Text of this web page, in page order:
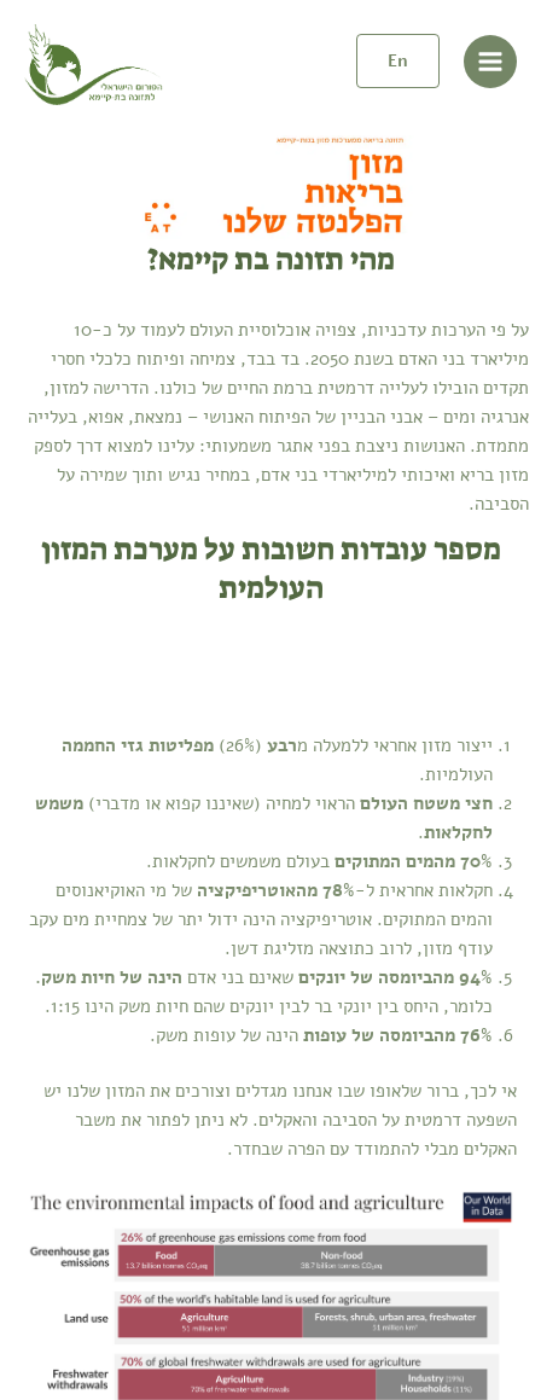
לתוכן
Menu
En
מהי תזונה בת קיימא?
על פי הערכות עדכניות, צפויה אוכלוסיית העולם לעמוד על כ-10
מיליארד בני האדם בשנת 2050. בד בבד, צמיחה ופיתוח כלכלי חסרי
תקדים הובילו לעלייה דרמטית ברמת החיים של כולנו. הדרישה למזון,
אנרגיה ומים – אבני הבניין של הפיתוח האנושי – נמצאת, אפוא, בעלייה
מתמדת. האנושות ניצבת בפני אתגר משמעותי: עלינו למצוא דרך לספק
מזון בריא ואיכותי למיליארדי בני אדם, במחיר נגיש ותוך שמירה על
הסביבה.
מספר עובדות חשובות על מערכת המזון
העולמית
ייצור מזון אחראי ללמעלה מרבע (26%)
מפליטות גזי החממה
העולמיות.
חצי משטח העולם הראוי למחיה (שאיננו קפוא או מדברי) משמש
לחקלאות.
70% מהמים
המתוקים בעולם משמשים לחקלאות.
חקלאות אחראית ל-78% מהאוטריפיקציה
של מי האוקיאנוסים
והמים המתוקים. אוטריפיקציה הינה ידול יתר של צמחיית מים עקב
עודף מזון, לרוב כתוצאה מזליגת דשן.
94% מהביומסה של יונקים
שאינם בני אדם הינה של חיות משק.
כלומר, היחס בין יונקי בר לבין יונקים שהם חיות משק הינו 1:15.
76% מהביומסה של עופות הינה של עופות משק.
אי לכך, ברור שלאופו שבו אנחנו מגדלים וצורכים את המזון שלנו יש
השפעה דרמטית על הסביבה והאקלים. לא ניתן לפתור את משבר
האקלים מבלי להתמודד עם הפרה שבחדר.